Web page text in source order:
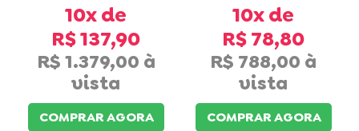
R$ 1.379,00
10x
R$ 137,90
COMPRAR AGORA
R$ 788,00
10x
R$ 78,80
COMPRAR AGORA